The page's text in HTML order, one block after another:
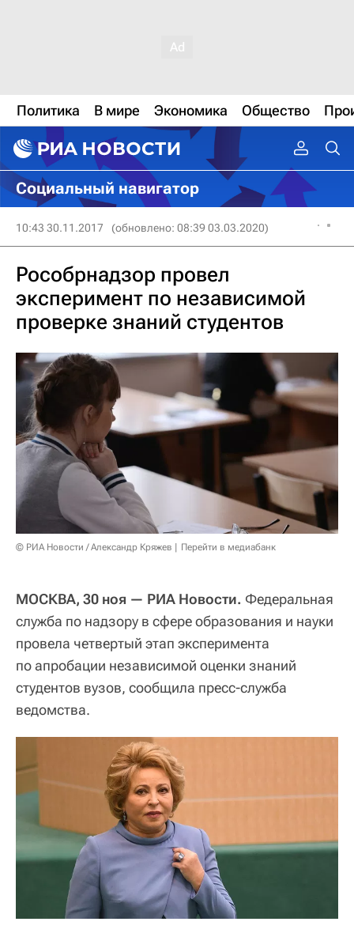
Политика В мире Экономика Общество
Социальный навигатор
10:43 30.11.2017 (обновлено: 08:39 03.03.2020)
Рособрнадзор провел
эксперимент по независимой
проверке знаний студентов
© РИА Новости / Александр Кряжев Перейти в медиабанк
МОСКВА, 30 ноя — РИА Новости. Федеральная
служба по надзору в сфере образования и науки
провела четвертый этап эксперимента
по апробации независимой оценки знаний
студентов вузов, сообщила пресс-служба
ведомства.